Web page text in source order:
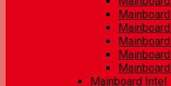
Mainboard Intel